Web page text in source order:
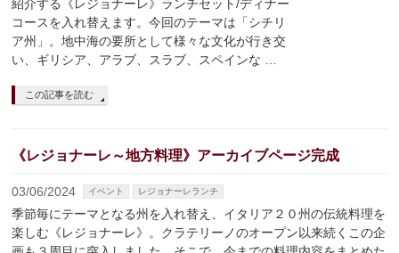
紹介する《レジョナーレ》ランチセット/ディナー
コースを入れ替えます。今回のテーマは「シチリ
ア州」。地中海の要所として様々な文化が行き交
い、ギリシア、アラブ、スラブ、スペインな …
この記事を読む
《レジョナーレ～地方料理》アーカイブページ完成
03/06/2024 イベント レジョナーレランチ
季節毎にテーマとなる州を入れ替え、イタリア２０州の伝統料理を
楽しむ《レジョナーレ》。クラテリーノのオープン以来続くこの企